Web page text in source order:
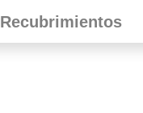
Recubrimientos